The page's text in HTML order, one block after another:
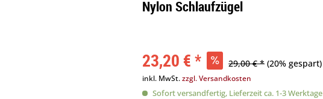
Nylon Schlaufzügel
23,20 € * 29,00 € * (20% gespart)
inkl. MwSt.zzgl. Versandkosten
Sofort versandfertig, Lieferzeit ca. 1-3 Werktage